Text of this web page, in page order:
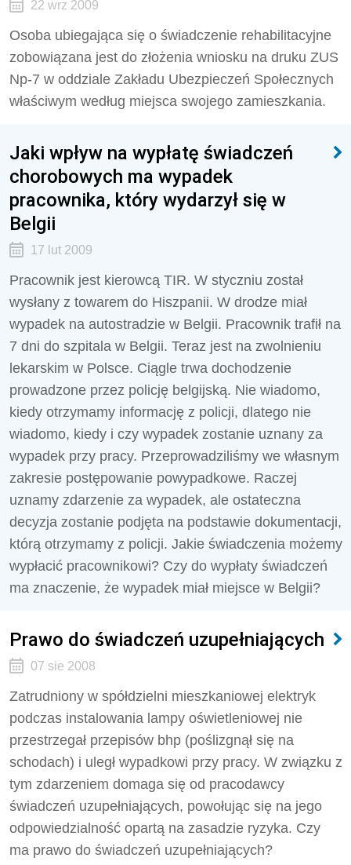
22 wrz 2009
Osoba ubiegająca się o świadczenie rehabilitacyjne
zobowiązana jest do złożenia wniosku na druku ZUS
Np-7 w oddziale Zakładu Ubezpieczeń Społecznych
właściwym według miejsca swojego zamieszkania.
Jaki wpływ na wypłatę świadczeń
chorobowych ma wypadek
pracownika, który wydarzył się w
Belgii
17 lut 2009
Pracownik jest kierowcą TIR. W styczniu został
wysłany z towarem do Hiszpanii. W drodze miał
wypadek na autostradzie w Belgii. Pracownik trafił na
7 dni do szpitala w Belgii. Teraz jest na zwolnieniu
lekarskim w Polsce. Ciągle trwa dochodzenie
prowadzone przez policję belgijską. Nie wiadomo,
kiedy otrzymamy informację z policji, dlatego nie
wiadomo, kiedy i czy wypadek zostanie uznany za
wypadek przy pracy. Przeprowadziliśmy we własnym
zakresie postępowanie powypadkowe. Raczej
uznamy zdarzenie za wypadek, ale ostateczna
decyzja zostanie podjęta na podstawie dokumentacji,
którą otrzymamy z policji. Jakie świadczenia możemy
wypłacić pracownikowi? Czy do wypłaty świadczeń
ma znaczenie, że wypadek miał miejsce w Belgii?
Prawo do świadczeń uzupełniających
07 sie 2008
Zatrudniony w spółdzielni mieszkaniowej elektryk
podczas instalowania lampy oświetleniowej nie
przestrzegał przepisów bhp (poślizgnął się na
schodach) i uległ wypadkowi przy pracy. W związku z
tym zdarzeniem domaga się od pracodawcy
świadczeń uzupełniających, powołując się na jego
odpowiedzialność opartą na zasadzie ryzyka. Czy
ma prawo do świadczeń uzupełniających?